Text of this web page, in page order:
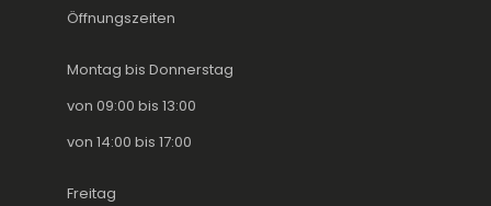
Öffnungszeiten
Montag bis Donnerstag
von 09:00 bis 13:00
von 14:00 bis 17:00
Freitag